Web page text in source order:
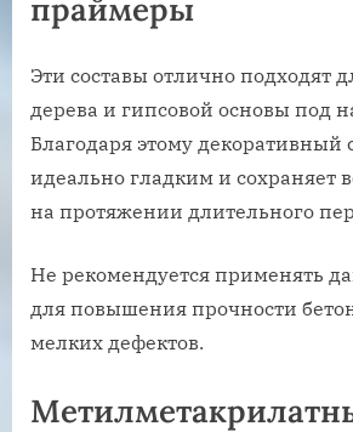
праймеры
Эти составы отлично подходят
дерева и гипсовой основы под
Благодаря этому декоративный
идеально гладким и сохраняет
на протяжении длительного
Не рекомендуется применять
для повышения прочности
мелких дефектов.